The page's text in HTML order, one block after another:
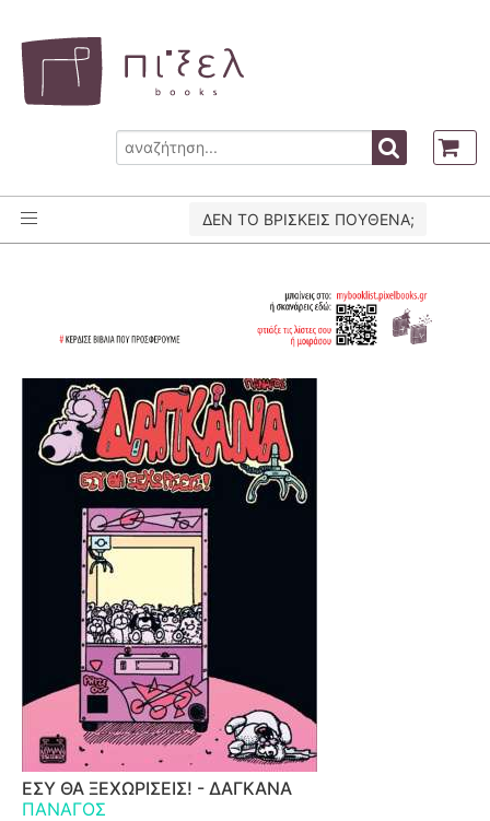
ΔΕΝ ΤΟ ΒΡΙΣΚΕΙΣ ΠΟΥΘΕΝΑ;
ΕΣΥ ΘΑ ΞΕΧΩΡΙΣΕΙΣ! - ΔΑΓΚΑΝΑ
ΠΑΝΑΓΟΣ